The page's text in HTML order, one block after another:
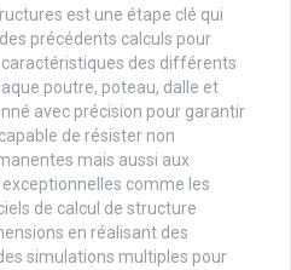
est une étape clé qui
précédents calculs pour
des différents
poutre, poteau, dalle et
avec précision pour garantir
de résister non
mais aussi aux
comme les
de calcul de structure
en réalisant des
simulations multiples pour